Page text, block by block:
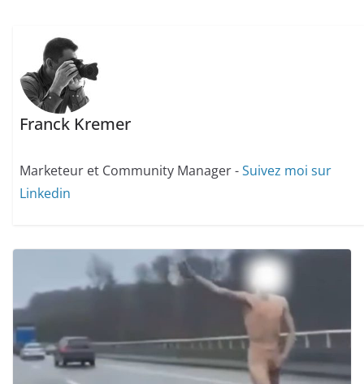
Franck Kremer
Marketeur et Community Manager -Suivez moi sur
Linkedin